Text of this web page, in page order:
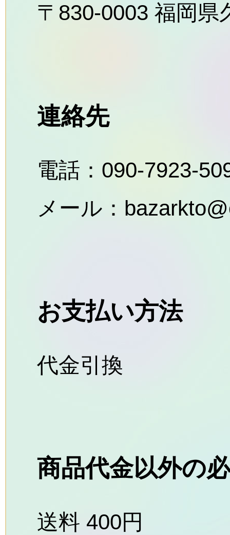
〒830-0003 福岡県
連絡先
電話：090-7923-
メール：
お支払い方法
代金引換
商品代金以外の
送料 400円